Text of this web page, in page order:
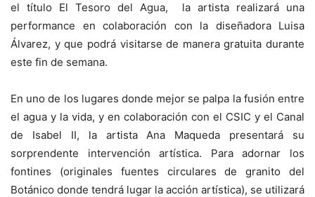
el título El Tesoro del Agua, la artista realizará una
performance en colaboración con la diseñadora Luisa
Álvarez, y que podrá visitarse de manera gratuita durante
este fin de semana.
En uno de los lugares donde mejor se palpa la fusión entre
el agua y la vida, y en colaboración con el CSIC y el Canal
de Isabel II, la artista Ana Maqueda presentará su
sorprendente intervención artística. Para adornar los
fontines (originales fuentes circulares de granito del
Botánico donde tendrá lugar la acción artística), se utilizará